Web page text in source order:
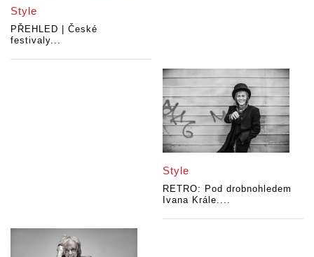
Style
PŘEHLED | České
festivaly...
Style
RETRO: Pod drobnohledem
Ivana Krále....